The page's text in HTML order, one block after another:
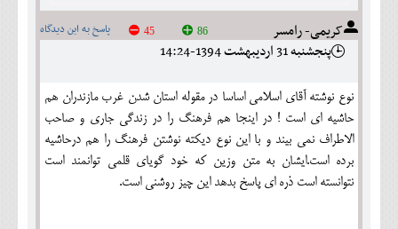
کریمی- رامسر پاسخ به این دیدگاه 86
45
پنجشنبه 31 ارديبهشت 1394-14:24
نوع نوشته آقای اسلامی اساسا در مقوله استان شدن غرب مازندران هم
حاشیه ای است ! در اینجا هم فرهنگ را در زندگی جاری و صاحب
الاطراف نمی بیند و با این نوع دیکته نوشتن فرهنگ را هم درحاشیه
برده است.ایشان به متن وزین که خود گویای قلمی توانمند است
نتوانسته است ذره ای پاسخ بدهد این چیز روشنی است.